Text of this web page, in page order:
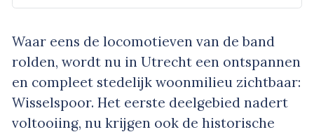
Waar eens de locomotieven van de band
rolden, wordt nu in Utrecht een ontspannen
en compleet stedelijk woonmilieu zichtbaar:
Wisselspoor. Het eerste deelgebied nadert
voltooiing, nu krijgen ook de historische